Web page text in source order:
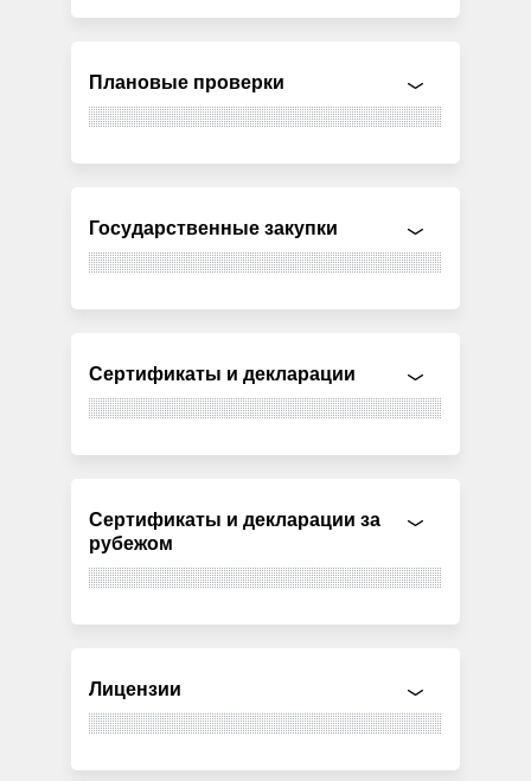
Плановые проверки
Государственные закупки
Сертификаты и декларации
Сертификаты и декларации за
рубежом
Лицензии